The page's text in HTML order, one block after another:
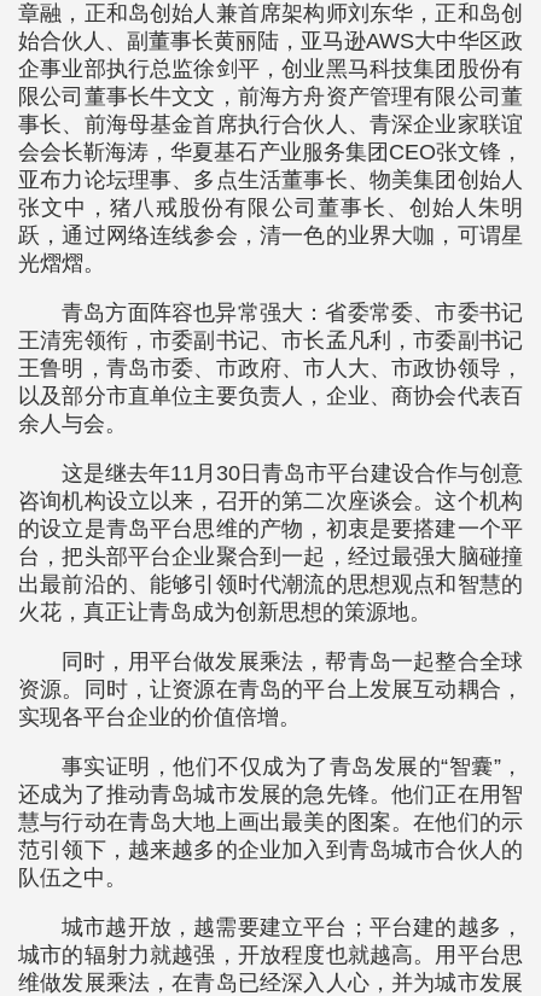
章融，正和岛创始人兼首席架构师刘东华，正和岛创
始合伙人、副董事长黄丽陆，亚马逊AWS大中华区政
企事业部执行总监徐剑平，创业黑马科技集团股份有
限公司董事长牛文文，前海方舟资产管理有限公司董
事长、前海母基金首席执行合伙人、青深企业家联谊
会会长靳海涛，华夏基石产业服务集团CEO张文锋，
亚布力论坛理事、多点生活董事长、物美集团创始人
张文中，猪八戒股份有限公司董事长、创始人朱明
跃，通过网络连线参会，清一色的业界大咖，可谓星
光熠熠。
青岛方面阵容也异常强大：省委常委、市委书记
王清宪领衔，市委副书记、市长孟凡利，市委副书记
王鲁明，青岛市委、市政府、市人大、市政协领导，
以及部分市直单位主要负责人，企业、商协会代表百
余人与会。
这是继去年11月30日青岛市平台建设合作与创意
咨询机构设立以来，召开的第二次座谈会。这个机构
的设立是青岛平台思维的产物，初衷是要搭建一个平
台，把头部平台企业聚合到一起，经过最强大脑碰撞
出最前沿的、能够引领时代潮流的思想观点和智慧的
火花，真正让青岛成为创新思想的策源地。
同时，用平台做发展乘法，帮青岛一起整合全球
资源。同时，让资源在青岛的平台上发展互动耦合，
实现各平台企业的价值倍增。
事实证明，他们不仅成为了青岛发展的“智囊”，
还成为了推动青岛城市发展的急先锋。他们正在用智
慧与行动在青岛大地上画出最美的图案。在他们的示
范引领下，越来越多的企业加入到青岛城市合伙人的
队伍之中。
城市越开放，越需要建立平台；平台建的越多，
城市的辐射力就越强，开放程度也就越高。用平台思
维做发展乘法，在青岛已经深入人心，并为城市发展